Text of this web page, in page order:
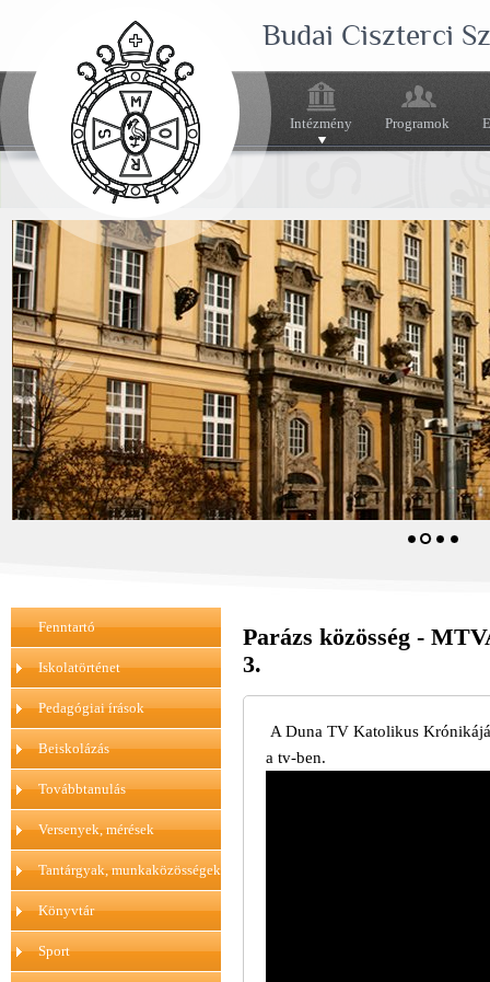
Budai Ciszterci
Intézmény Programok
Fenntartó
Iskolatörténet
Pedagógiai írások
Beiskolázás
Továbbtanulás
Versenyek, mérések
Tantárgyak, munkaközösségek
Könyvtár
Sport
Parázs közösség -
3.
A Duna TV Katolikus
a tv-ben.